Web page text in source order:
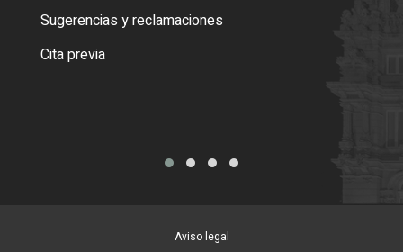
Sugerencias y reclamaciones
Cita previa
Aviso legal